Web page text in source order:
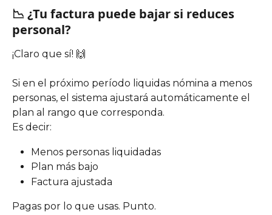
📉 ¿Tu factura puede bajar si reduces
personal?
¡Claro que sí! 🙌
Si en el próximo período liquidas nómina a menos
personas, el sistema ajustará automáticamente el
plan al rango que corresponda.
Es decir:
Menos personas liquidadas
Plan más bajo
Factura ajustada
Pagas por lo que usas. Punto.